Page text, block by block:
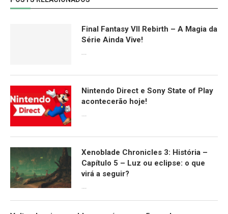
Final Fantasy VII Rebirth – A Magia da
Série Ainda Vive!
Nintendo Direct e Sony State of Play
acontecerão hoje!
Xenoblade Chronicles 3: História –
Capítulo 5 – Luz ou eclipse: o que
virá a seguir?